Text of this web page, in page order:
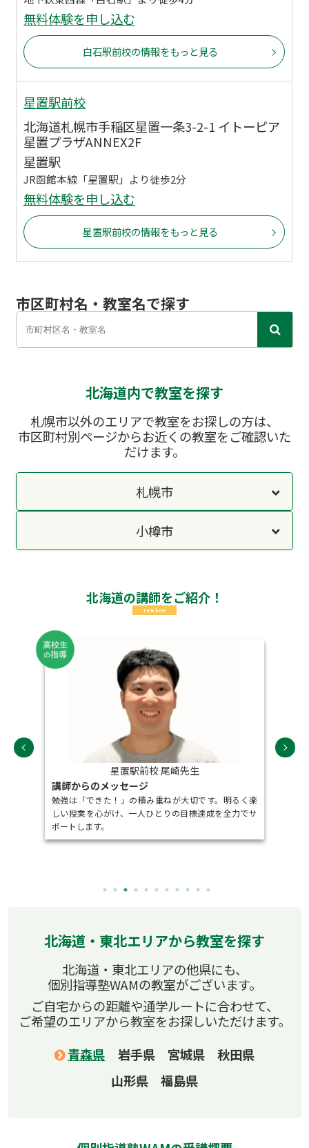
無料体験を申し込む
白石駅前校の情報をもっと見る
星置駅前校
北海道札幌市手稲区星置一条3-2-1 イトーピア
星置プラザANNEX2F
星置駅
JR函館本線「星置駅」より徒歩2分
無料体験を申し込む
星置駅前校の情報をもっと見る
市区町村名・教室名で探す
北海道内で教室を探す
札幌市以外のエリアで教室をお探しの方は、
市区町村別ページからお近くの教室をご確認いた
だけます。
札幌市
小樽市
北海道の講師をご紹介！
Teachers
星置駅前校 尾崎先生
講師からのメッセージ
勉強は「できた！」の積み重ねが大切です。明るく楽
しい授業を心がけ、一人ひとりの目標達成を全力でサ
ポートします。
北海道・東北エリアから教室を探す
北海道・東北エリアの他県にも、
個別指導塾WAMの教室がございます。
ご自宅からの距離や通学ルートに合わせて、
ご希望のエリアから教室をお探しいただけます。
青森県
岩手県 宮城県
秋田県
山形県
福島県